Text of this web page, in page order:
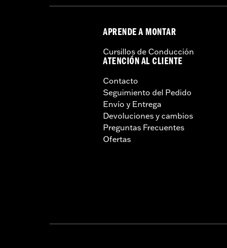
APRENDE A MONTAR
Cursillos de Conducción
ATENCIÓN AL CLIENTE
Contacto
Seguimiento del Pedido
Envío y Entrega
Devoluciones y cambios
Preguntas Frecuentes
Ofertas